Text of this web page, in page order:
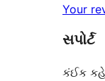
સ્ટાર
સમીક્ષાઓ
Your
સપોર્ટ
કંઈક